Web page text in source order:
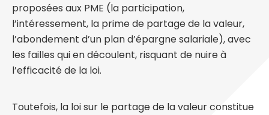
proposées aux PME (la participation,
l’intéressement, la prime de partage de la valeur,
l’abondement d’un plan d’épargne salariale), avec
les failles qui en découlent, risquant de nuire à
l’efficacité de la loi.
Toutefois, la loi sur le partage de la valeur constitue